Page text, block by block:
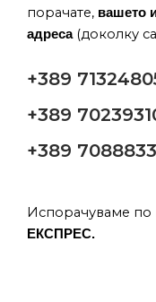
порачате, вашето
адреса(доколку
+389
+389
+389
Испорачуваме по
ЕКСПРЕС.